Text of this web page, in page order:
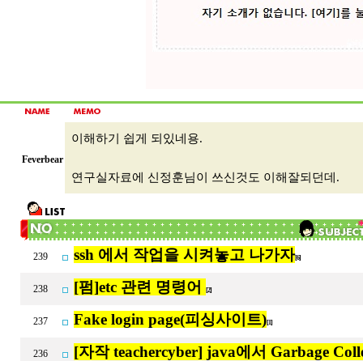
Feverbear
이해하기 쉽게 되있네용.
연구실자료에 신정훈님이 쓰신것도 이해잘되던데.
239 ssh 에서 작업을 시켜놓고 나가자[6]
238 [펌]etc 관련 명령어 [2]
237 Fake login page(피싱사이트)[1]
236 [자작 teachercyber] java에서 Garbage